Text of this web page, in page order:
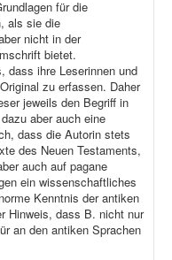
für die
als sie die
nicht in der
bietet.
dass ihre Leserinnen und
zu erfassen. Daher
jeweils den Begriff in
aber auch eine
dass die Autorin stets
des Neuen Testaments,
auch auf pagane
ein wissenschaftliches
Kenntnis der antiken
Hinweis, dass B. nicht nur
an den antiken Sprachen